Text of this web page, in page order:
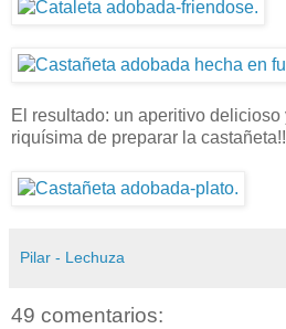
El resultado: un aperitivo delicioso
riquísima de preparar la
Pilar - Lechuza
49 comentarios: